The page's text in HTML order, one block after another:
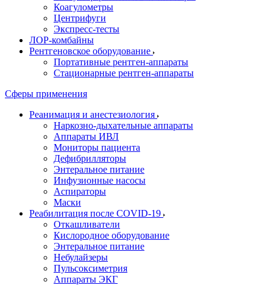
Коагулометры
Центрифуги
Экспресс-тесты
ЛОР-комбайны
Рентгеновское оборудование
Портативные рентген-аппараты
Стационарные рентген-аппараты
Сферы применения
Реанимация и анестезиология
Наркозно-дыхательные аппараты
Аппараты ИВЛ
Мониторы пациента
Дефибрилляторы
Энтеральное питание
Инфузионные насосы
Аспираторы
Маски
Реабилитация после COVID-19
Откашливатели
Кислородное оборудование
Энтеральное питание
Небулайзеры
Пульсоксиметрия
Аппараты ЭКГ